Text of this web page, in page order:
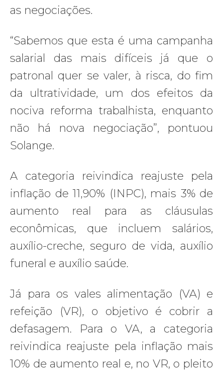
as negociações.
“Sabemos que esta é uma campanha
salarial das mais difíceis já que o
patronal quer se valer, à risca, do fim
da ultratividade, um dos efeitos da
nociva reforma trabalhista, enquanto
não há nova negociação”, pontuou
Solange.
A categoria reivindica reajuste pela
inflação de 11,90% (INPC), mais 3% de
aumento real para as cláusulas
econômicas, que incluem salários,
auxílio-creche, seguro de vida, auxílio
funeral e auxílio saúde.
Já para os vales alimentação (VA) e
refeição (VR), o objetivo é cobrir a
defasagem. Para o VA, a categoria
reivindica reajuste pela inflação mais
10% de aumento real e, no VR, o pleito